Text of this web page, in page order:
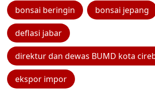
bonsai beringin bonsai jepang
deflasi jabar
direktur dan dewas BUMD kota
ekspor impor